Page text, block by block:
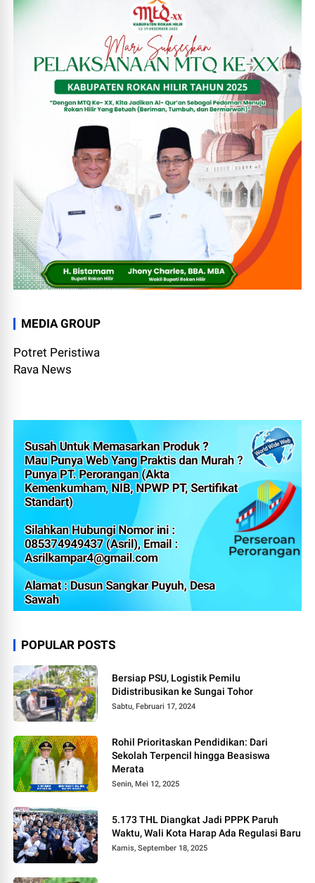
MEDIA GROUP
Potret Peristiwa
Rava News
POPULAR POSTS
Bersiap PSU, Logistik Pemilu
Didistribusikan ke Sungai Tohor
Sabtu, Februari 17, 2024
Rohil Prioritaskan Pendidikan: Dari
Sekolah Terpencil hingga Beasiswa
Merata
Senin, Mei 12, 2025
5.173 THL Diangkat Jadi PPPK Paruh
Waktu, Wali Kota Harap Ada Regulasi Baru
Kamis, September 18, 2025